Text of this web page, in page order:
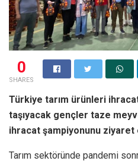
0
SHARES
Türkiye tarım ürünleri
taşıyacak gençler taze
ihracat şampiyonunu
Tarım sektöründe pandemi